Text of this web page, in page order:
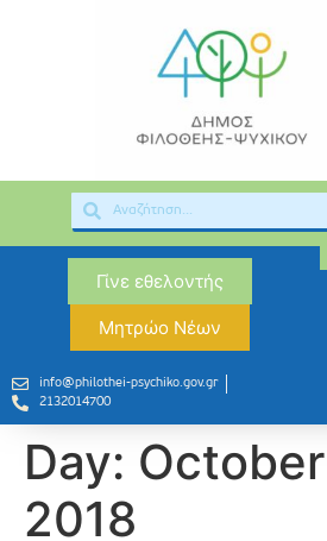
Γίνε εθελοντής
Μητρώο Νέων
info@philothei-psychiko.gov.gr
2132014700
Day:
2018